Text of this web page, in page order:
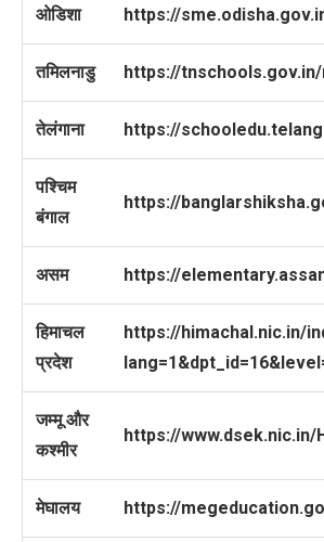
ओडिशा https://
तमिलनाडु https://
तेलंगाना https://
पश्चिम
बंगाल
https://
असम https://
हिमाचल
प्रदेश
https://himachal.nic.in/
जम्मू और
कश्मीर
https://www.dsek.nic.in/
मेघालय https://